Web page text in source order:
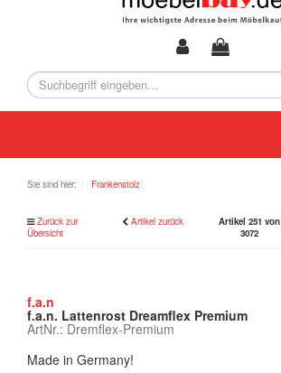
Sie sind hier: Frankenstolz
Zurück zur
Übersicht
Artikel zurück
Artikel 251 von
3072
f.a.n
f.a.n. Lattenrost Dreamflex Premium
ArtNr.: Dremflex-Premium
Made in Germany!